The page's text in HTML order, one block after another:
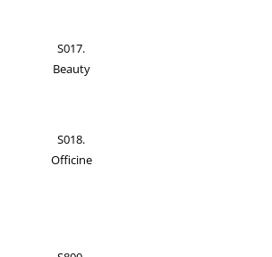
S017.
Beauty
S018.
Officine